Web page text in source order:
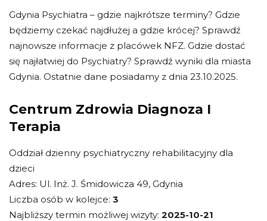
Gdynia Psychiatra – gdzie najkrótsze terminy? Gdzie
będziemy czekać najdłużej a gdzie krócej? Sprawdź
najnowsze informacje z placówek NFZ. Gdzie dostać
się najłatwiej do Psychiatry? Sprawdź wyniki dla miasta
Gdynia. Ostatnie dane posiadamy z dnia 23.10.2025.
Centrum Zdrowia Diagnoza I
Terapia
Oddział dzienny psychiatryczny rehabilitacyjny dla
dzieci
Adres: Ul. Inż. J. Śmidowicza 49, Gdynia
Liczba osób w kolejce: 3
Najbliższy termin możliwej wizyty: 2025-10-21